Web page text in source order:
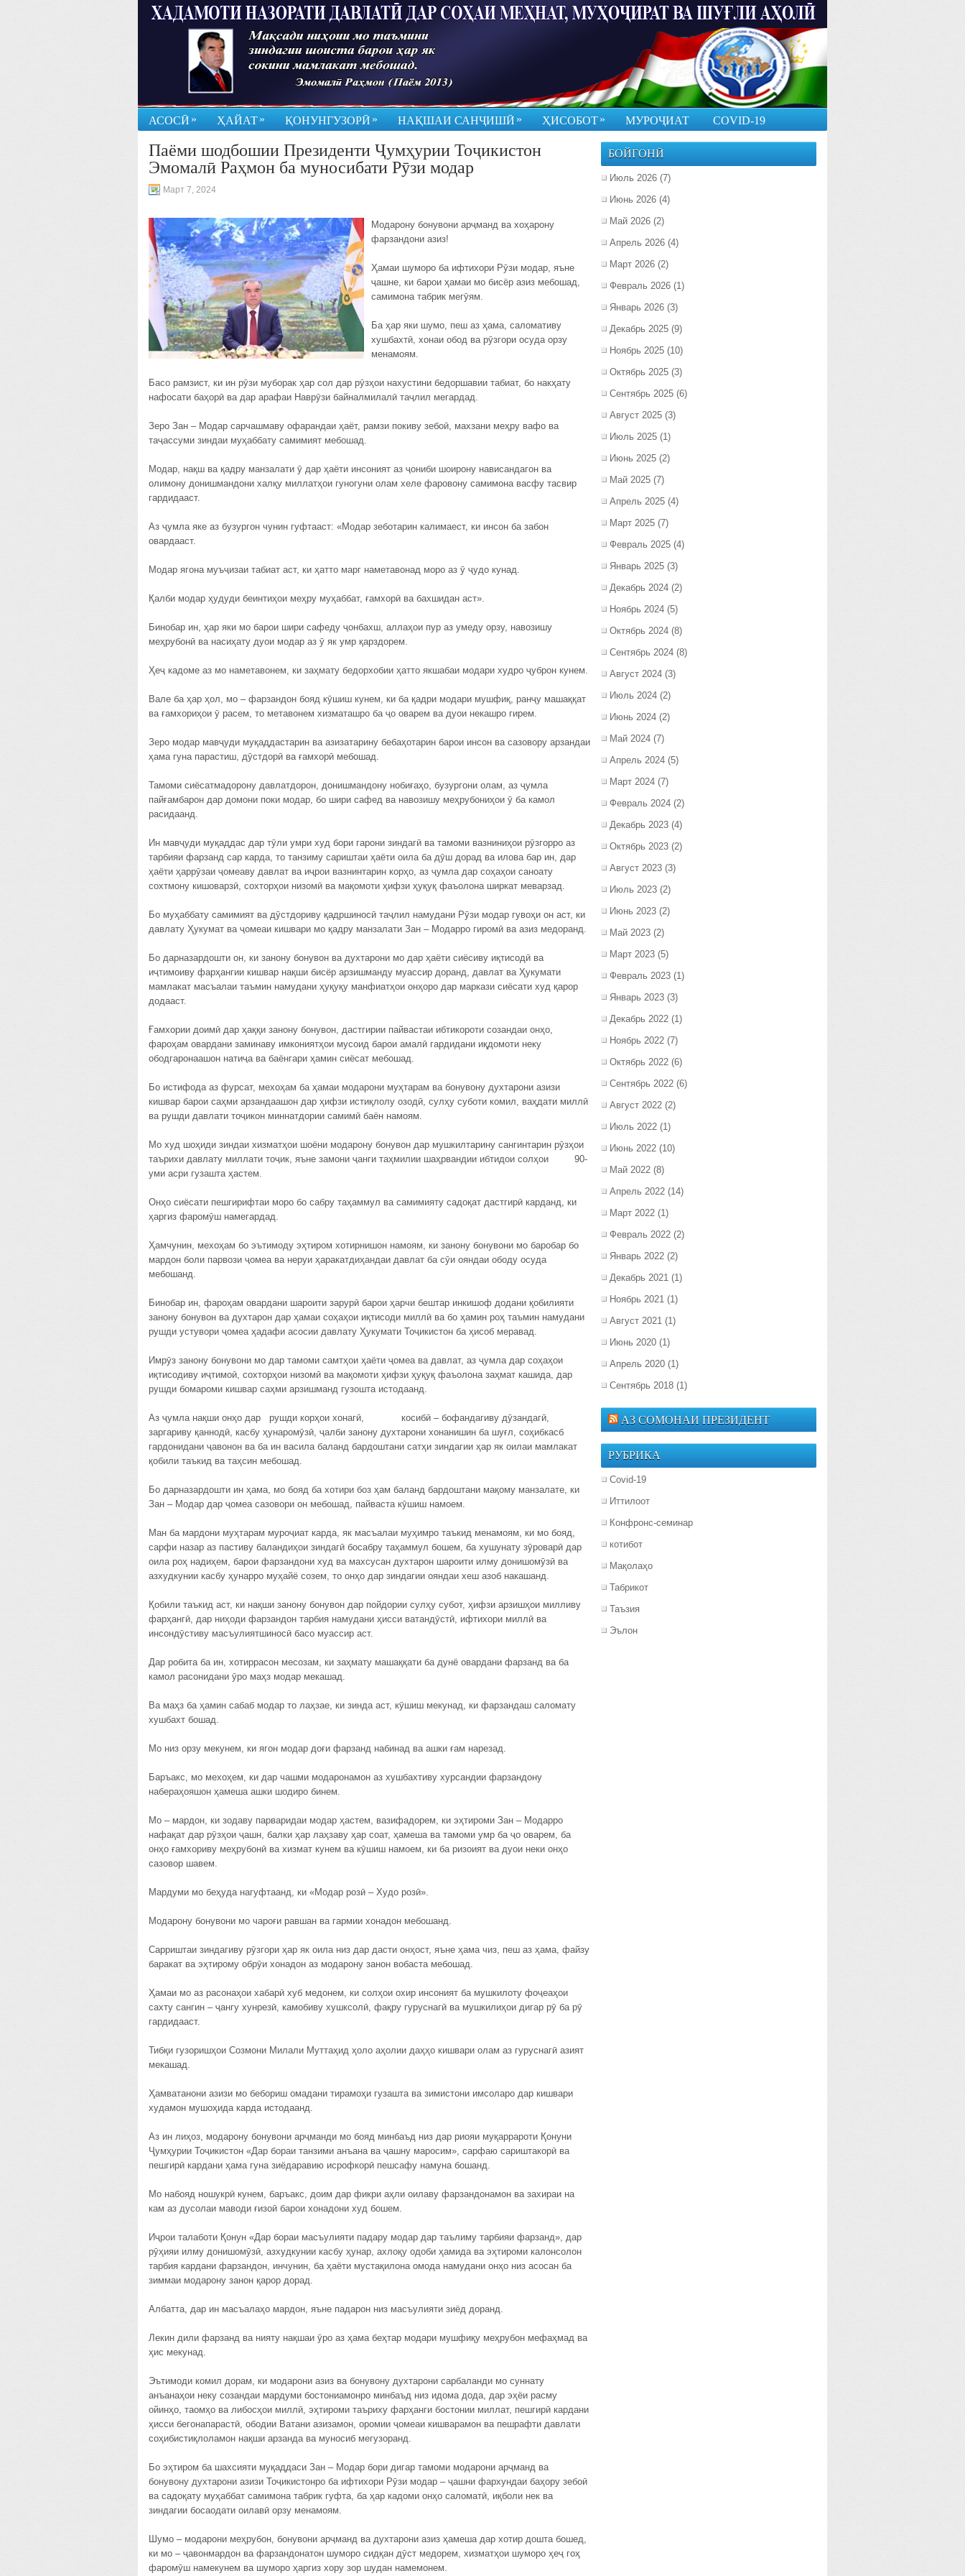
АСОСӢ » ҲАЙАТ» ҚОНУНГУЗОРӢ » НАҚШАИ САНҶИШӢ » ҲИСОБОТ» МУРОҶИАТ COVID-19
Паёми шодбошии Президенти Ҷумҳурии Тоҷикистон
Эмомалӣ Раҳмон ба муносибати Рӯзи модар
Март 7, 2024
Модарону бонувони арҷманд ва хоҳарону
фарзандони азиз!
Ҳамаи шуморо ба ифтихори Рӯзи модар, яъне
ҷашне, ки барои ҳамаи мо бисёр азиз мебошад,
самимона табрик мегӯям.
Ба ҳар яки шумо, пеш аз ҳама, саломативу
хушбахтӣ, хонаи обод ва рӯзгори осуда орзу
менамоям.
Басо рамзист, ки ин рӯзи муборак ҳар сол дар рӯзҳои нахустини бедоршавии табиат, бо накҳату
нафосати баҳорӣ ва дар арафаи Наврӯзи байналмилалӣ таҷлил мегардад.
Зеро Зан – Модар сарчашмаву офарандаи ҳаёт, рамзи покиву зебоӣ, махзани меҳру вафо ва
таҷассуми зиндаи муҳаббату самимият мебошад.
Модар, нақш ва қадру манзалати ӯ дар ҳаёти инсоният аз ҷониби шоирону нависандагон ва
олимону донишмандони халқу миллатҳои гуногуни олам хеле фаровону самимона васфу тасвир
гардидааст.
Аз ҷумла яке аз бузургон чунин гуфтааст: «Модар зеботарин калимаест, ки инсон ба забон
овардааст.
Модар ягона муъҷизаи табиат аст, ки ҳатто марг наметавонад моро аз ӯ ҷудо кунад.
Қалби модар ҳудуди беинтиҳои меҳру муҳаббат, ғамхорӣ ва бахшидан аст».
Бинобар ин, ҳар яки мо барои шири сафеду ҷонбахш, аллаҳои пур аз умеду орзу, навозишу
меҳрубонӣ ва насиҳату дуои модар аз ӯ як умр қарздорем.
Ҳеҷ кадоме аз мо наметавонем, ки заҳмату бедорхобии ҳатто якшабаи модари худро ҷуброн кунем.
Вале ба ҳар ҳол, мо – фарзандон бояд кӯшиш кунем, ки ба қадри модари мушфиқ, ранҷу машаққат
ва ғамхориҳои ӯ расем, то метавонем хизматашро ба ҷо оварем ва дуои некашро гирем.
Зеро модар мавҷуди муқаддастарин ва азизатарину бебаҳотарин барои инсон ва сазовору арзандаи
ҳама гуна парастиш, дӯстдорӣ ва ғамхорӣ мебошад.
Тамоми сиёсатмадорону давлатдорон, донишмандону нобиғаҳо, бузургони олам, аз ҷумла
пайғамбарон дар домони поки модар, бо шири сафед ва навозишу меҳрубониҳои ӯ ба камол
расидаанд.
Ин мавҷуди муқаддас дар тӯли умри худ бори гарони зиндагӣ ва тамоми вазниниҳои рӯзгорро аз
тарбияи фарзанд сар карда, то танзиму сариштаи ҳаёти оила ба дӯш дорад ва илова бар ин, дар
ҳаёти ҳаррӯзаи ҷомеаву давлат ва иҷрои вазнинтарин корҳо, аз ҷумла дар соҳаҳои саноату
сохтмону кишоварзӣ, сохторҳои низомӣ ва мақомоти ҳифзи ҳуқуқ фаъолона ширкат меварзад.
Бо муҳаббату самимият ва дӯстдориву қадршиносӣ таҷлил намудани Рӯзи модар гувоҳи он аст, ки
давлату Ҳукумат ва ҷомеаи кишвари мо қадру манзалати Зан – Модарро гиромӣ ва азиз медоранд.
Бо дарназардошти он, ки занону бонувон ва духтарони мо дар ҳаёти сиёсиву иқтисодӣ ва
иҷтимоиву фарҳангии кишвар нақши бисёр арзишманду муассир доранд, давлат ва Ҳукумати
мамлакат масъалаи таъмин намудани ҳуқуқу манфиатҳои онҳоро дар маркази сиёсати худ қарор
додааст.
Ғамхории доимӣ дар ҳаққи занону бонувон, дастгирии пайвастаи ибтикороти созандаи онҳо,
фароҳам овардани заминаву имкониятҳои мусоид барои амалӣ гардидани иқдомоти неку
ободгаронаашон натиҷа ва баёнгари ҳамин сиёсат мебошад.
Бо истифода аз фурсат, мехоҳам ба ҳамаи модарони муҳтарам ва бонувону духтарони азизи
кишвар барои саҳми арзандаашон дар ҳифзи истиқлолу озодӣ, сулҳу суботи комил, ваҳдати миллӣ
ва рушди давлати тоҷикон миннатдории самимӣ баён намоям.
Мо худ шоҳиди зиндаи хизматҳои шоёни модарону бонувон дар мушкилтарину сангинтарин рӯзҳои
таърихи давлату миллати тоҷик, яъне замони ҷанги таҳмилии шаҳрвандии ибтидои солҳои 90-
уми асри гузашта ҳастем.
Онҳо сиёсати пешгирифтаи моро бо сабру таҳаммул ва самимияту садоқат дастгирӣ карданд, ки
ҳаргиз фаромӯш намегардад.
Ҳамчунин, мехоҳам бо эътимоду эҳтиром хотирнишон намоям, ки занону бонувони мо баробар бо
мардон боли парвози ҷомеа ва неруи ҳаракатдиҳандаи давлат ба сӯи ояндаи ободу осуда
мебошанд.
Бинобар ин, фароҳам овардани шароити зарурӣ барои ҳарчи бештар инкишоф додани қобилияти
занону бонувон ва духтарон дар ҳамаи соҳаҳои иқтисоди миллӣ ва бо ҳамин роҳ таъмин намудани
рушди устувори ҷомеа ҳадафи асосии давлату Ҳукумати Тоҷикистон ба ҳисоб меравад.
Имрӯз занону бонувони мо дар тамоми самтҳои ҳаёти ҷомеа ва давлат, аз ҷумла дар соҳаҳои
иқтисодиву иҷтимоӣ, сохторҳои низомӣ ва мақомоти ҳифзи ҳуқуқ фаъолона заҳмат кашида, дар
рушди бомароми кишвар саҳми арзишманд гузошта истодаанд.
Аз ҷумла нақши онҳо дар рушди корҳои хонагӣ, косибӣ – бофандагиву дӯзандагӣ,
заргариву қаннодӣ, касбу ҳунаромӯзӣ, ҷалби занону духтарони хонанишин ба шуғл, соҳибкасб
гардонидани ҷавонон ва ба ин васила баланд бардоштани сатҳи зиндагии ҳар як оилаи мамлакат
қобили таъкид ва таҳсин мебошад.
Бо дарназардошти ин ҳама, мо бояд ба хотири боз ҳам баланд бардоштани мақому манзалате, ки
Зан – Модар дар ҷомеа сазовори он мебошад, пайваста кӯшиш намоем.
Ман ба мардони муҳтарам муроҷиат карда, як масъалаи муҳимро таъкид менамоям, ки мо бояд,
сарфи назар аз пастиву баландиҳои зиндагӣ босабру таҳаммул бошем, ба хушунату зӯроварӣ дар
оила роҳ надиҳем, барои фарзандони худ ва махсусан духтарон шароити илму донишомӯзӣ ва
азхудкунии касбу ҳунарро муҳайё созем, то онҳо дар зиндагии ояндаи хеш азоб накашанд.
Қобили таъкид аст, ки нақши занону бонувон дар пойдории сулҳу субот, ҳифзи арзишҳои милливу
фарҳангӣ, дар ниҳоди фарзандон тарбия намудани ҳисси ватандӯстӣ, ифтихори миллӣ ва
инсондӯстиву масъулиятшиносӣ басо муассир аст.
Дар робита ба ин, хотиррасон месозам, ки заҳмату машаққати ба дунё овардани фарзанд ва ба
камол расонидани ӯро маҳз модар мекашад.
Ва маҳз ба ҳамин сабаб модар то лаҳзае, ки зинда аст, кӯшиш мекунад, ки фарзандаш саломату
хушбахт бошад.
Мо низ орзу мекунем, ки ягон модар доғи фарзанд набинад ва ашки ғам нарезад.
Баръакс, мо мехоҳем, ки дар чашми модаронамон аз хушбахтиву хурсандии фарзандону
набераҳояшон ҳамеша ашки шодиро бинем.
Мо – мардон, ки зодаву парваридаи модар ҳастем, вазифадорем, ки эҳтироми Зан – Модарро
нафақат дар рӯзҳои ҷашн, балки ҳар лаҳзаву ҳар соат, ҳамеша ва тамоми умр ба ҷо оварем, ба
онҳо ғамхориву меҳрубонӣ ва хизмат кунем ва кӯшиш намоем, ки ба ризоият ва дуои неки онҳо
сазовор шавем.
Мардуми мо беҳуда нагуфтаанд, ки «Модар розӣ – Худо розӣ».
Модарону бонувони мо чароғи равшан ва гармии хонадон мебошанд.
Сарриштаи зиндагиву рӯзгори ҳар як оила низ дар дасти онҳост, яъне ҳама чиз, пеш аз ҳама, файзу
баракат ва эҳтирому обрӯи хонадон аз модарону занон вобаста мебошад.
Ҳамаи мо аз расонаҳои хабарӣ хуб медонем, ки солҳои охир инсоният ба мушкилоту фоҷеаҳои
сахту сангин – ҷангу хунрезӣ, камобиву хушксолӣ, фақру гуруснагӣ ва мушкилиҳои дигар рӯ ба рӯ
гардидааст.
Тибқи гузоришҳои Созмони Милали Муттаҳид ҳоло аҳолии даҳҳо кишвари олам аз гуруснагӣ азият
мекашад.
Ҳамватанони азизи мо бебориш омадани тирамоҳи гузашта ва зимистони имсоларо дар кишвари
худамон мушоҳида карда истодаанд.
Аз ин лиҳоз, модарону бонувони арҷманди мо бояд минбаъд низ дар риояи муқаррароти Қонуни
Ҷумҳурии Тоҷикистон «Дар бораи танзими анъана ва ҷашну маросим», сарфаю сариштакорӣ ва
пешгирӣ кардани ҳама гуна зиёдаравию исрофкорӣ пешсафу намуна бошанд.
Мо набояд ношукрӣ кунем, баръакс, доим дар фикри аҳли оилаву фарзандонамон ва захираи на
кам аз дусолаи маводи ғизоӣ барои хонадони худ бошем.
Иҷрои талаботи Қонун «Дар бораи масъулияти падару модар дар таълиму тарбияи фарзанд», дар
рӯҳияи илму донишомӯзӣ, азхудкунии касбу ҳунар, ахлоқу одоби ҳамида ва эҳтироми калонсолон
тарбия кардани фарзандон, инчунин, ба ҳаёти мустақилона омода намудани онҳо низ асосан ба
зиммаи модарону занон қарор дорад.
Албатта, дар ин масъалаҳо мардон, яъне падарон низ масъулияти зиёд доранд.
Лекин дили фарзанд ва нияту нақшаи ӯро аз ҳама беҳтар модари мушфиқу меҳрубон мефаҳмад ва
ҳис мекунад.
Эътимоди комил дорам, ки модарони азиз ва бонувону духтарони сарбаланди мо суннату
анъанаҳои неку созандаи мардуми бостониамонро минбаъд низ идома дода, дар эҳёи расму
ойинҳо, таомҳо ва либосҳои миллӣ, эҳтироми таъриху фарҳанги бостонии миллат, пешгирӣ кардани
ҳисси бегонапарастӣ, ободии Ватани азизамон, оромии ҷомеаи кишварамон ва пешрафти давлати
соҳибистиқлоламон нақши арзанда ва муносиб мегузоранд.
Бо эҳтиром ба шахсияти муқаддаси Зан – Модар бори дигар тамоми модарони арҷманд ва
бонувону духтарони азизи Тоҷикистонро ба ифтихори Рӯзи модар – ҷашни фархундаи баҳору зебоӣ
ва садоқату муҳаббат самимона табрик гуфта, ба ҳар кадоми онҳо саломатӣ, иқболи нек ва
зиндагии босаодати оилавӣ орзу менамоям.
Шумо – модарони меҳрубон, бонувони арҷманд ва духтарони азиз ҳамеша дар хотир дошта бошед,
ки мо – ҷавонмардон ва фарзандонатон шуморо сидқан дӯст медорем, хизматҳои шуморо ҳеҷ гоҳ
фаромӯш намекунем ва шуморо ҳаргиз хору зор шудан намемонем.
БОЙГОНӢ
Июль 2026 (7)
Июнь 2026 (4)
Май 2026 (2)
Апрель 2026 (4)
Март 2026 (2)
Февраль 2026 (1)
Январь 2026 (3)
Декабрь 2025 (9)
Ноябрь 2025 (10)
Октябрь 2025 (3)
Сентябрь 2025 (6)
Август 2025 (3)
Июль 2025 (1)
Июнь 2025 (2)
Май 2025 (7)
Апрель 2025 (4)
Март 2025 (7)
Февраль 2025 (4)
Январь 2025 (3)
Декабрь 2024 (2)
Ноябрь 2024 (5)
Октябрь 2024 (8)
Сентябрь 2024 (8)
Август 2024 (3)
Июль 2024 (2)
Июнь 2024 (2)
Май 2024 (7)
Апрель 2024 (5)
Март 2024 (7)
Февраль 2024 (2)
Декабрь 2023 (4)
Октябрь 2023 (2)
Август 2023 (3)
Июль 2023 (2)
Июнь 2023 (2)
Май 2023 (2)
Март 2023 (5)
Февраль 2023 (1)
Январь 2023 (3)
Декабрь 2022 (1)
Ноябрь 2022 (7)
Октябрь 2022 (6)
Сентябрь 2022 (6)
Август 2022 (2)
Июль 2022 (1)
Июнь 2022 (10)
Май 2022 (8)
Апрель 2022 (14)
Март 2022 (1)
Февраль 2022 (2)
Январь 2022 (2)
Декабрь 2021 (1)
Ноябрь 2021 (1)
Август 2021 (1)
Июнь 2020 (1)
Апрель 2020 (1)
Сентябрь 2018 (1)
АЗ СОМОНАИ ПРЕЗИДЕНТ
РУБРИКА
Covid-19
Иттилоот
Конфронс-семинар
котибот
Мақолаҳо
Табрикот
Таъзия
Эълон